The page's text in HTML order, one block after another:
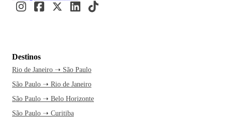
Destinos
Rio de Janeiro ➝ São Paulo
São Paulo ➝ Rio de Janeiro
São Paulo ➝ Belo Horizonte
São Paulo ➝ Curitiba